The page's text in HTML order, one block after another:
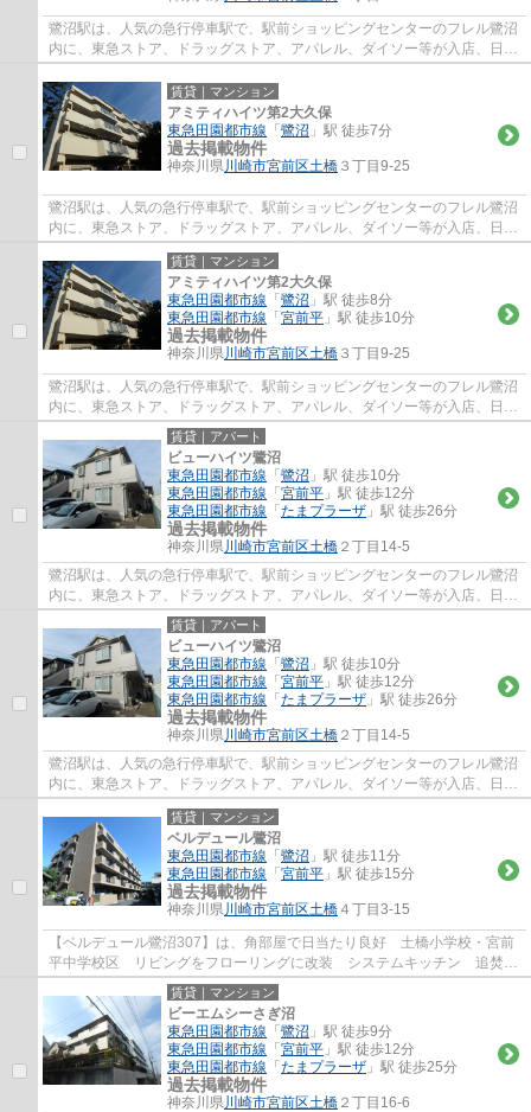
鷺沼駅は、人気の急行停車駅で、駅前ショッピングセンターのフレル鷺沼
内に、東急ストア、ドラッグストア、アパレル、ダイソー等が入店、日常
のお買い物に便利で、周辺には、飲食店街...
賃貸｜マンション
アミティハイツ第2大久保
東急田園都市線 「 鷺沼 」駅 徒歩7分
過去掲載物件
神奈川県川崎市宮前区土橋 ３丁目9-25
鷺沼駅は、人気の急行停車駅で、駅前ショッピングセンターのフレル鷺沼
内に、東急ストア、ドラッグストア、アパレル、ダイソー等が入店、日常
のお買い物に便利で、周辺には、飲食店街...
賃貸｜マンション
アミティハイツ第2大久保
東急田園都市線 「 鷺沼 」駅 徒歩8分
東急田園都市線 「 宮前平 」駅 徒歩10分
過去掲載物件
神奈川県川崎市宮前区土橋 ３丁目9-25
鷺沼駅は、人気の急行停車駅で、駅前ショッピングセンターのフレル鷺沼
内に、東急ストア、ドラッグストア、アパレル、ダイソー等が入店、日常
のお買い物に便利で、周辺には、飲食店街...
賃貸｜アパート
ビューハイツ鷺沼
東急田園都市線 「 鷺沼 」駅 徒歩10分
東急田園都市線 「 宮前平 」駅 徒歩12分
東急田園都市線 「 たまプラーザ 」駅 徒歩26分
過去掲載物件
神奈川県川崎市宮前区土橋 ２丁目14-5
鷺沼駅は、人気の急行停車駅で、駅前ショッピングセンターのフレル鷺沼
内に、東急ストア、ドラッグストア、アパレル、ダイソー等が入店、日常
のお買い物に便利で、周辺には、飲食店街...
賃貸｜アパート
ビューハイツ鷺沼
東急田園都市線 「 鷺沼 」駅 徒歩10分
東急田園都市線 「 宮前平 」駅 徒歩12分
東急田園都市線 「 たまプラーザ 」駅 徒歩26分
過去掲載物件
神奈川県川崎市宮前区土橋 ２丁目14-5
鷺沼駅は、人気の急行停車駅で、駅前ショッピングセンターのフレル鷺沼
内に、東急ストア、ドラッグストア、アパレル、ダイソー等が入店、日常
のお買い物に便利で、周辺には、飲食店街...
賃貸｜マンション
ベルデュール鷺沼
東急田園都市線 「 鷺沼 」駅 徒歩11分
東急田園都市線 「 宮前平 」駅 徒歩15分
過去掲載物件
神奈川県川崎市宮前区土橋 ４丁目3-15
【ベルデュール鷺沼307】は、角部屋で日当たり良好 土橋小学校・宮前
平中学校区 リビングをフローリングに改装 システムキッチン 追焚き
バス エアコン付き、閑静な住宅街で住環境...
賃貸｜マンション
ビーエムシーさぎ沼
東急田園都市線 「 鷺沼 」駅 徒歩9分
東急田園都市線 「 宮前平 」駅 徒歩12分
東急田園都市線 「 たまプラーザ 」駅 徒歩25分
過去掲載物件
神奈川県川崎市宮前区土橋 ２丁目16-6